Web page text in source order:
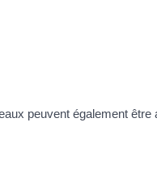
peuvent également être